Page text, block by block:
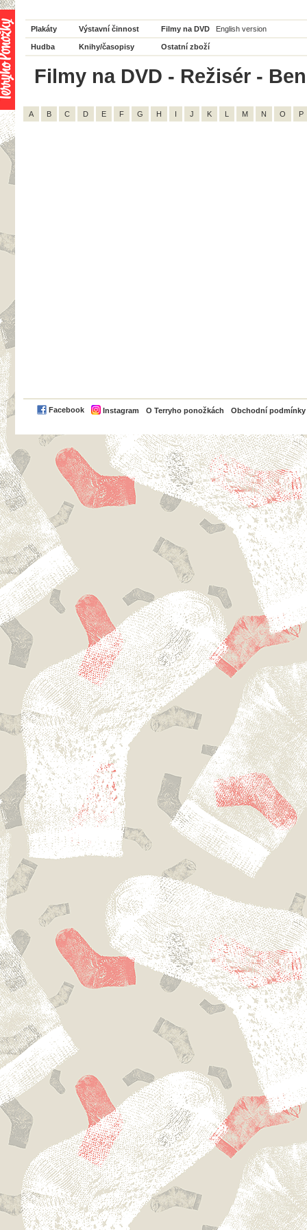
Plakáty Výstavní činnost Filmy na DVD English version
Hudba Knihy/časopisy Ostatní zboží
Filmy na DVD - Režisér -
A B C D E F G H I J K L M N O P
Facebook Instagram O Terryho ponožkách Obchodní podmínky
PayPal